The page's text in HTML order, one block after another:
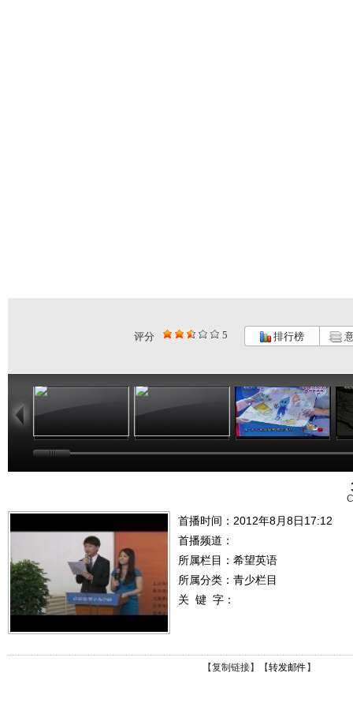
评分 5 排行榜
25:29
《希望英语...
24:54
GOGOG...
25:27
首播时间：2012年8月8日17:12
首播频道：
所属栏目： 希望英语
所属分类：青少栏目
关 键 字：
【复制链接】【转发邮件 】